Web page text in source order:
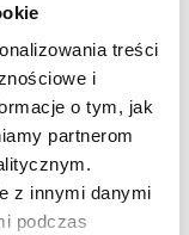
treści
i
o tym, jak
partnerom
z innymi danymi
podczas